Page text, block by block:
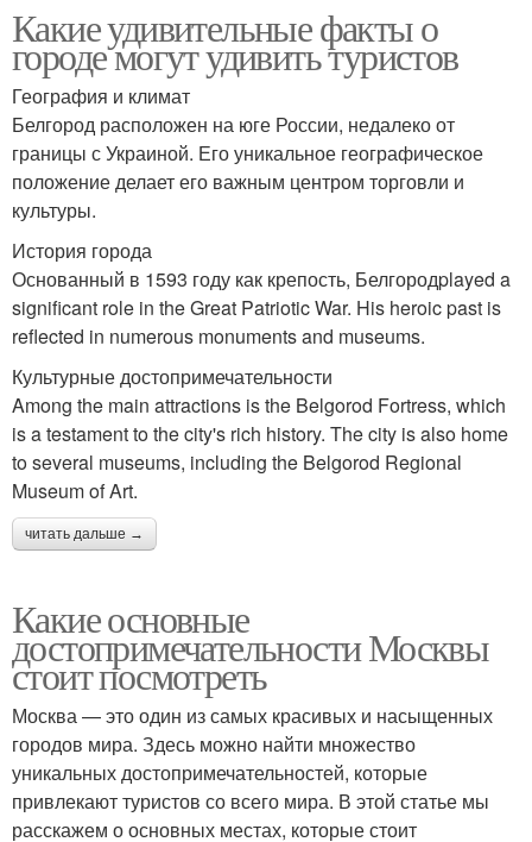
Какие удивительные факты о
городе могут удивить туристов
География и климат
Белгород расположен на юге России, недалеко от
границы с Украиной. Его уникальное географическое
положение делает его важным центром торговли и
культуры.
История города
Основанный в 1593 году как крепость, Белгородplayed a
significant role in the Great Patriotic War. His heroic past is
reflected in numerous monuments and museums.
Культурные достопримечательности
Among the main attractions is the Belgorod Fortress, which
is a testament to the city's rich history. The city is also home
to several museums, including the Belgorod Regional
Museum of Art.
читать дальше →
Какие основные
достопримечательности Москвы
стоит посмотреть
Москва — это один из самых красивых и насыщенных
городов мира. Здесь можно найти множество
уникальных достопримечательностей, которые
привлекают туристов со всего мира. В этой статье мы
расскажем о основных местах, которые стоит